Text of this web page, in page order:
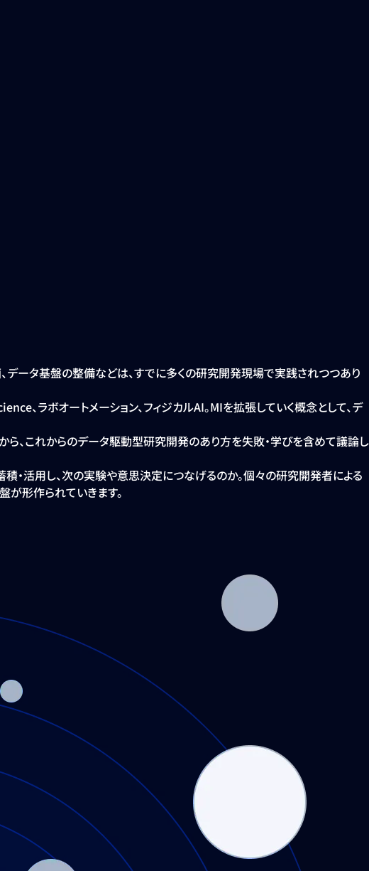
データ基盤の整備などは、すでに多くの研究開発現場で実践されつつあり
、ラボオートメーション、フィジカルAI。MIを拡張していく概念として、デ
ら、これからのデータ駆動型研究開発のあり方を失敗・学びを含めて議論し
・活用し、次の実験や意思決定につなげるのか。個々の研究開発者による
形作られていきます。